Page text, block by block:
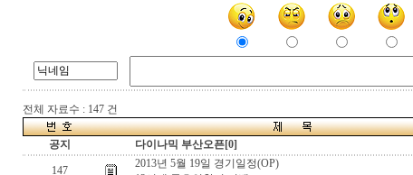
전체 자료수 : 147 건
공지 다이나믹 부산오픈[0]
147
2013년 5월 19일 경기일정(OP)